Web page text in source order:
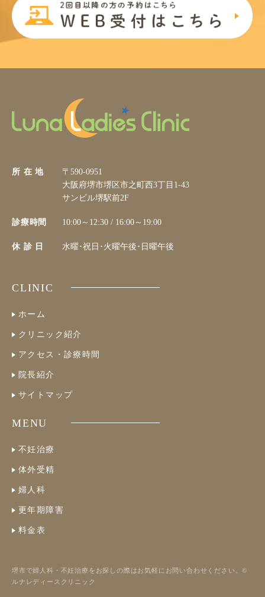
所 在 地
〒590-0951
大阪府堺市堺区市之町西3丁目1-43
サンビル堺駅前2F
診療時間 10:00～12:30 / 16:00～19:00
休 診 日 水曜･祝日･火曜午後･日曜午後
CLINIC
ホーム
クリニック紹介
アクセス・診療時間
院長紹介
サイトマップ
MENU
不妊治療
体外受精
婦人科
更年期障害
料金表
堺市で婦人科・不妊治療をお探しの際はお気軽にお問い合わせください。©
ルナレディースクリニック